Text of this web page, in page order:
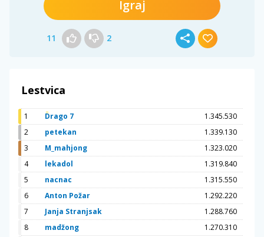
Igraj
11 2
Lestvica
1 Drago 7
1.345.530
2
petekan
1.339.130
3
M_mahjong
1.323.020
4
lekadol
1.319.840
5
nacnac
1.315.550
6
Anton Požar
1.292.220
7
Janja Stranjsak
1.288.760
8
madžong
1.270.310